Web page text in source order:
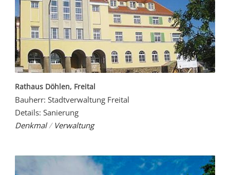
Rathaus Döhlen, Freital
Bauherr: Stadtverwaltung Freital
Details: Sanierung
Denkmal/ Verwaltung